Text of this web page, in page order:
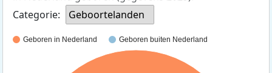
Categorie:
Geboortelanden
Geboren in Nederland Geboren buiten Nederland